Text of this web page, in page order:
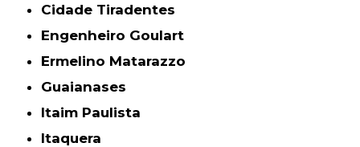
Cidade Tiradentes
Engenheiro Goulart
Ermelino Matarazzo
Guaianases
Itaim Paulista
Itaquera